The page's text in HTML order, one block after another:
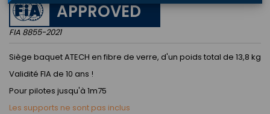
APPROVED
FIA 8855-2021
Siège baquet ATECH en fibre de verre, d'un poids total de 13,8 kg
Validité FIA de 10 ans !
Pour pilotes jusqu'à 1m75
Les supports ne sont pas inclus